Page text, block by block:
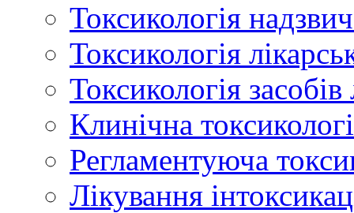
Токсикологія
Токсикологія
Токсикологія
Клинічна
Регламентуюча
Лікування